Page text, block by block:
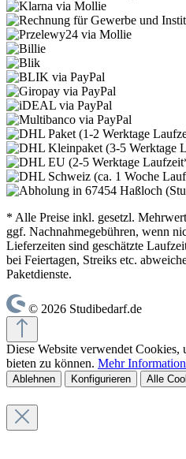
* Alle Preise inkl. gesetzl.
ggf. Nachnahmegebühren, wenn
Lieferzeiten sind geschätzte
bei Feiertagen, Streiks etc.
Paketdienste.
© 2026 Studibedarf.de
Diese Website verwendet
bieten zu können. Mehr
Ablehnen Konfigurieren Alle